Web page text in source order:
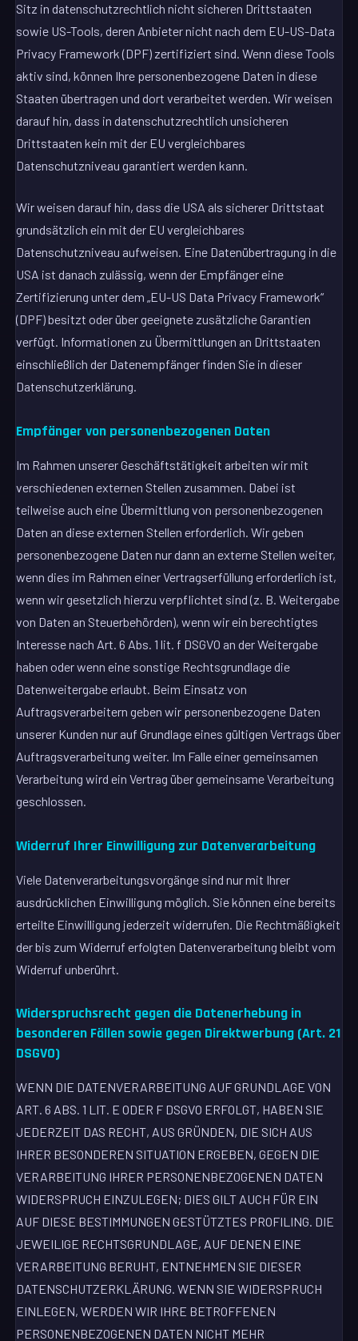
Sitz in datenschutzrechtlich nicht sicheren Drittstaaten
sowie US-Tools, deren Anbieter nicht nach dem EU-US-Data
Privacy Framework (DPF) zertifiziert sind. Wenn diese Tools
aktiv sind, können Ihre personenbezogene Daten in diese
Staaten übertragen und dort verarbeitet werden. Wir weisen
darauf hin, dass in datenschutzrechtlich unsicheren
Drittstaaten kein mit der EU vergleichbares
Datenschutzniveau garantiert werden kann.
Wir weisen darauf hin, dass die USA als sicherer Drittstaat
grundsätzlich ein mit der EU vergleichbares
Datenschutzniveau aufweisen. Eine Datenübertragung in die
USA ist danach zulässig, wenn der Empfänger eine
Zertifizierung unter dem „EU-US Data Privacy Framework“
(DPF) besitzt oder über geeignete zusätzliche Garantien
verfügt. Informationen zu Übermittlungen an Drittstaaten
einschließlich der Datenempfänger finden Sie in dieser
Datenschutzerklärung.
Empfänger von personenbezogenen Daten
Im Rahmen unserer Geschäftstätigkeit arbeiten wir mit
verschiedenen externen Stellen zusammen. Dabei ist
teilweise auch eine Übermittlung von personenbezogenen
Daten an diese externen Stellen erforderlich. Wir geben
personenbezogene Daten nur dann an externe Stellen weiter,
wenn dies im Rahmen einer Vertragserfüllung erforderlich ist,
wenn wir gesetzlich hierzu verpflichtet sind (z. B. Weitergabe
von Daten an Steuerbehörden), wenn wir ein berechtigtes
Interesse nach Art. 6 Abs. 1 lit. f DSGVO an der Weitergabe
haben oder wenn eine sonstige Rechtsgrundlage die
Datenweitergabe erlaubt. Beim Einsatz von
Auftragsverarbeitern geben wir personenbezogene Daten
unserer Kunden nur auf Grundlage eines gültigen Vertrags über
Auftragsverarbeitung weiter. Im Falle einer gemeinsamen
Verarbeitung wird ein Vertrag über gemeinsame Verarbeitung
geschlossen.
Widerruf Ihrer Einwilligung zur Datenverarbeitung
Viele Datenverarbeitungsvorgänge sind nur mit Ihrer
ausdrücklichen Einwilligung möglich. Sie können eine bereits
erteilte Einwilligung jederzeit widerrufen. Die Rechtmäßigkeit
der bis zum Widerruf erfolgten Datenverarbeitung bleibt vom
Widerruf unberührt.
Widerspruchsrecht gegen die Datenerhebung in
besonderen Fällen sowie gegen Direktwerbung (Art. 21
DSGVO)
WENN DIE DATENVERARBEITUNG AUF GRUNDLAGE VON
ART. 6 ABS. 1 LIT. E ODER F DSGVO ERFOLGT, HABEN SIE
JEDERZEIT DAS RECHT, AUS GRÜNDEN, DIE SICH AUS
IHRER BESONDEREN SITUATION ERGEBEN, GEGEN DIE
VERARBEITUNG IHRER PERSONENBEZOGENEN DATEN
WIDERSPRUCH EINZULEGEN; DIES GILT AUCH FÜR EIN
AUF DIESE BESTIMMUNGEN GESTÜTZTES PROFILING. DIE
JEWEILIGE RECHTSGRUNDLAGE, AUF DENEN EINE
VERARBEITUNG BERUHT, ENTNEHMEN SIE DIESER
DATENSCHUTZERKLÄRUNG. WENN SIE WIDERSPRUCH
EINLEGEN, WERDEN WIR IHRE BETROFFENEN
PERSONENBEZOGENEN DATEN NICHT MEHR